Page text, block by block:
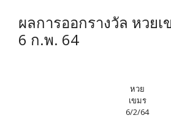
ผลการออกรางวัล หวย
6 ก.พ. 64
หวย
เขมร
6/2/64